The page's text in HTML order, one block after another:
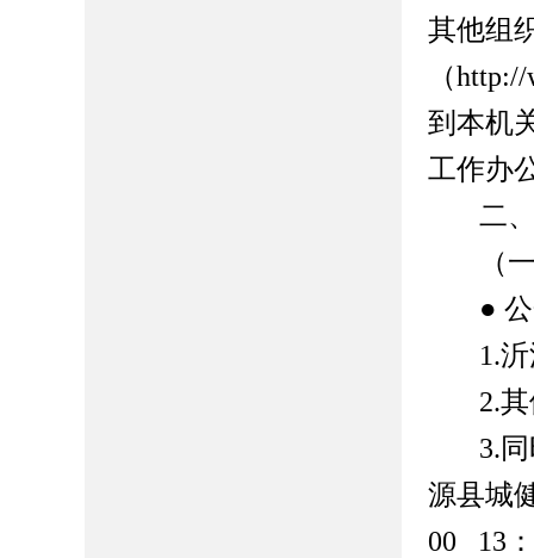
其他组
（http://
到本机
工作办
二
（
●
1.
2.
3.
源县城
00 13